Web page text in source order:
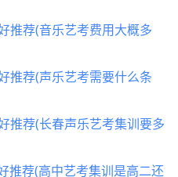
推荐(音乐艺考费用大概多
推荐(声乐艺考需要什么条
推荐(长春声乐艺考集训要多
推荐(高中艺考集训是高二还